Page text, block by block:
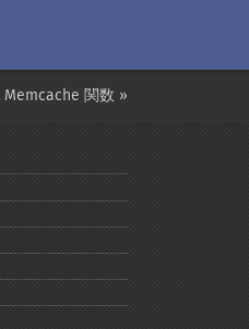
Memcache 関数 »